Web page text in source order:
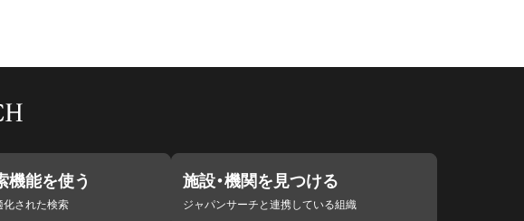
機能を使う
化された検索
施設・機関を見つける
ジャパンサーチと連携している組織